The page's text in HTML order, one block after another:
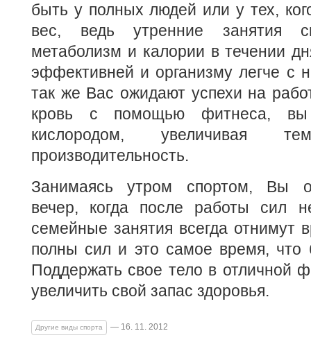
быть у полных людей или у тех,
вес, ведь утренние занятия
метаболизм и калории в течении
эффективней и организму легче с
так же Вас ожидают успехи на
кровь с помощью фитнеса, вы
кислородом, увеличивая
производительность.
Занимаясь утром спортом, Вы
вечер, когда после работы сил
семейные занятия всегда
полны сил и это самое время, что
Поддержать свое тело в отличной
увеличить свой запас здоровья.
Другие виды спорта — 16. 11. 2012